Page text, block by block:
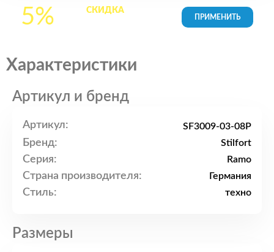
5% СКИДКАна все
Характеристики
Артикул и бренд
Артикул: SF3009-03-08P
Бренд: Stilfort
Серия: Ramo
Страна производителя: Германия
Стиль: техно
Размеры